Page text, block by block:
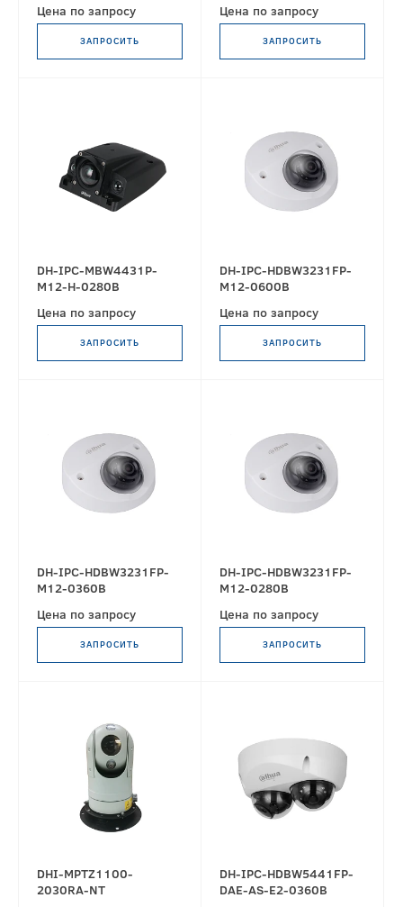
Цена по запросу
ЗАПРОСИТЬ
Цена по запросу
ЗАПРОСИТЬ
DH-IPC-MBW4431P-
M12-H-0280B
Цена по запросу
ЗАПРОСИТЬ
DH-IPC-HDBW3231FP-
M12-0600B
Цена по запросу
ЗАПРОСИТЬ
DH-IPC-HDBW3231FP-
M12-0360B
Цена по запросу
ЗАПРОСИТЬ
DH-IPC-HDBW3231FP-
M12-0280B
Цена по запросу
ЗАПРОСИТЬ
DHI-MPTZ1100-
2030RA-NT
DH-IPC-HDBW5441FP-
DAE-AS-E2-0360B